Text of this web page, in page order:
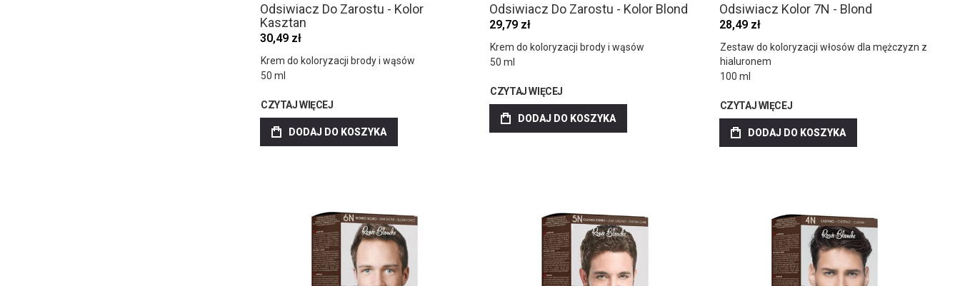
Odsiwiacz Do Zarostu - Kolor
Kasztan
30,49 zł
Krem do koloryzacji brody i wąsów
50 ml
CZYTAJ WIĘCEJ
DODAJ DO KOSZYKA
Odsiwiacz Do Zarostu - Kolor Blond
29,79 zł
Krem do koloryzacji brody i wąsów
50 ml
CZYTAJ WIĘCEJ
DODAJ DO KOSZYKA
Odsiwiacz Kolor 7N - Blond
28,49 zł
Zestaw do koloryzacji włosów dla mężczyzn z
hialuronem
100 ml
CZYTAJ WIĘCEJ
DODAJ DO KOSZYKA